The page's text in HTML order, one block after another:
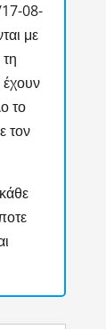
08-
με
το
τον